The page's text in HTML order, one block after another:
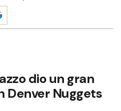
dio un gran
Denver Nuggets